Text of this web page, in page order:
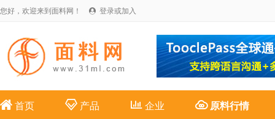
您好，欢迎来到面料网！  登录或加入
 首页 产品 企业 原料行情